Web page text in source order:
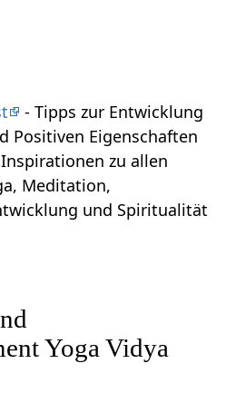
- Tipps zur Entwicklung
Positiven Eigenschaften
zu allen
Meditation,
und Spiritualität
Yoga Vidya